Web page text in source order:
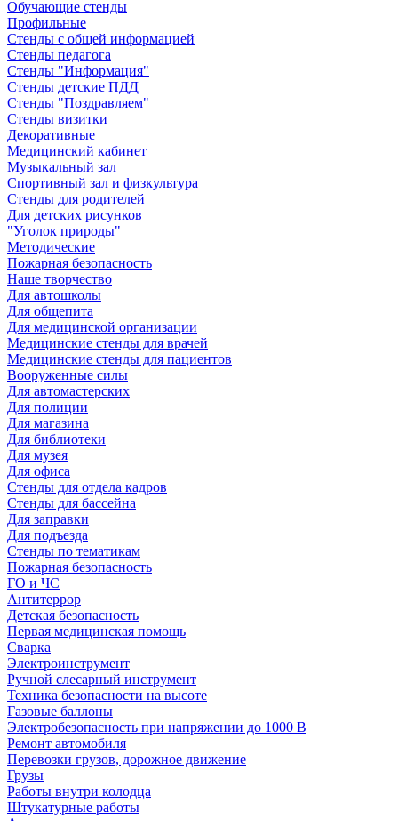
Обучающие стенды
Профильные
Стенды с общей информацией
Стенды педагога
Стенды "Информация"
Стенды детские ПДД
Стенды "Поздравляем"
Стенды визитки
Декоративные
Медицинский кабинет
Музыкальный зал
Спортивный зал и физкультура
Стенды для родителей
Для детских рисунков
"Уголок природы"
Методические
Пожарная безопасность
Наше творчество
Для автошколы
Для общепита
Для медицинской организации
Медицинские стенды для врачей
Медицинские стенды для пациентов
Вооруженные силы
Для автомастерских
Для полиции
Для магазина
Для библиотеки
Для музея
Для офиса
Стенды для отдела кадров
Стенды для бассейна
Для заправки
Для подъезда
Стенды по тематикам
Пожарная безопасность
ГО и ЧС
Антитеррор
Детская безопасность
Первая медицинская помощь
Сварка
Электроинструмент
Ручной слесарный инструмент
Техника безопасности на высоте
Газовые баллоны
Электробезопасность при напряжении до 1000 В
Ремонт автомобиля
Перевозки грузов, дорожное движение
Грузы
Работы внутри колодца
Штукатурные работы